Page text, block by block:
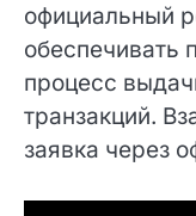
официальный
обеспечивать
процесс
транзакций.